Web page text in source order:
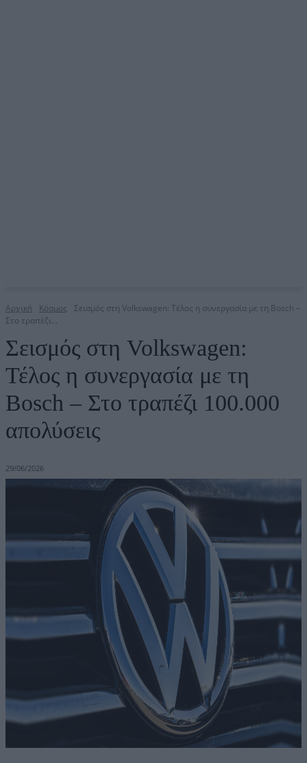
Αρχική Κόσμος
Σεισμός στη Volkswagen: Τέλος η συνεργασία με τη Bosch –
Στο τραπέζι...
Σεισμός στη Volkswagen:
Τέλος η συνεργασία με τη
Bosch – Στο τραπέζι 100.000
απολύσεις
29/06/2026